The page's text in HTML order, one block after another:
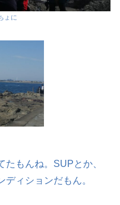
ょに
もんね。SUPとか、
ィションだもん。